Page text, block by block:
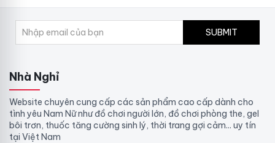
SUBMIT
Nhà Nghỉ
Website chuyên cung cấp các sản phẩm cao cấp dành cho
tình yêu Nam Nữ như đồ chơi người lớn, đồ chơi phòng the, gel
bôi trơn, thuốc tăng cường sinh lý, thời trang gợi cảm... uy tín
tại Việt Nam